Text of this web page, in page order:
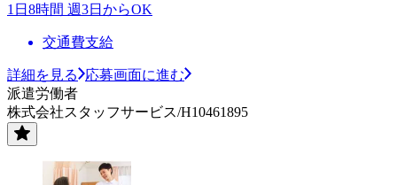
1日8時間 週3日からOK
交通費支給
詳細を見る
応募画面に進む
派遣労働者
株式会社スタッフサービス/H10461895